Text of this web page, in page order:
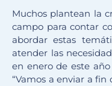
Muchos plantean la
campo para contar
abordar estas
atender las
en enero de este
“Vamos a enviar a